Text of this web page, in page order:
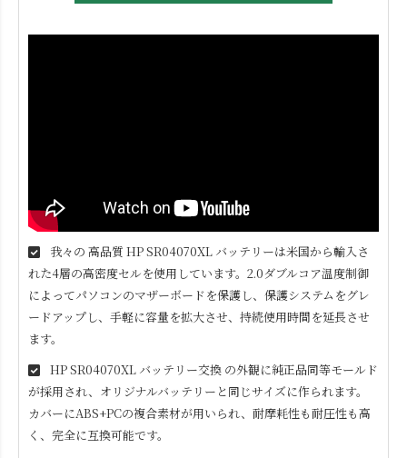
我々の 高品質 HP SR04070XL バッテリーは米国から輸入さ
れた4層の高密度セルを使用しています。2.0ダブルコア温度制御
によってパソコンのマザーボードを保護し、保護システムをグレ
ードアップし、手軽に容量を拡大させ、持続使用時間を延長させ
ます。
HP SR04070XL バッテリー交換 の外観に純正品同等モールド
が採用され、オリジナルバッテリーと同じサイズに作られます。
カバーにABS+PCの複合素材が用いられ、耐摩耗性も耐圧性も高
く、完全に互換可能です。